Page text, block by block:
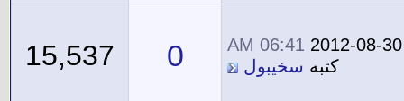
2012-08-30
06:41 AM
كتبه سخيبول 0
15,537